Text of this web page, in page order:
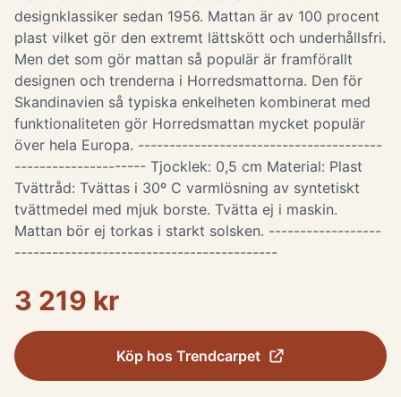
designklassiker sedan 1956. Mattan är av 100 procent
plast vilket gör den extremt lättskött och underhållsfri.
Men det som gör mattan så populär är framförallt
designen och trenderna i Horredsmattorna. Den för
Skandinavien så typiska enkelheten kombinerat med
funktionaliteten gör Horredsmattan mycket populär
över hela Europa. ---------------------------------------
--------------------- Tjocklek: 0,5 cm Material: Plast
Tvättråd: Tvättas i 30º C varmlösning av syntetiskt
tvättmedel med mjuk borste. Tvätta ej i maskin.
Mattan bör ej torkas i starkt solsken. ------------------
------------------------------------------
3 219 kr
Köp hos Trendcarpet